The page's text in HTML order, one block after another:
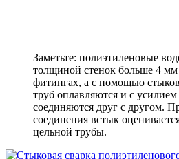
Заметьте: полиэтиленовые
толщиной стенок больше 4 мм
фитингах, а с помощью
труб оплавляются и с усилием
соединяются друг с другом.
соединения встык
цельной трубы.